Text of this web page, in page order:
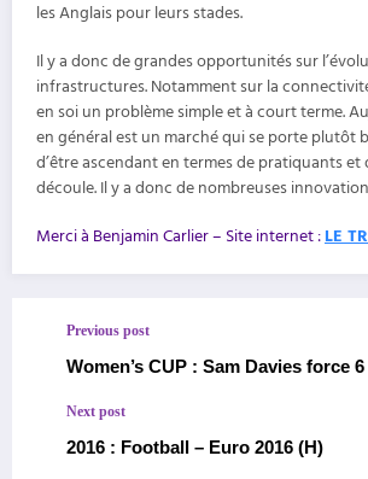
les Anglais pour leurs stades.
Il y a donc de grandes opportunités sur
infrastructures. Notamment sur la
en soi un problème simple et à court terme.
en général est un marché qui se porte plutôt
d’être ascendant en termes de pratiquants et
découle. Il y a donc de nombreuses
Merci à Benjamin Carlier – Site internet : LE
Previous post
Women’s CUP : Sam Davies
Next post
2016 : Football – Euro 2016 (H)